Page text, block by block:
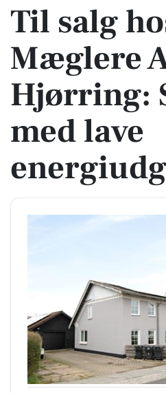
Til salg
Mæglere
Hjørring:
med lave